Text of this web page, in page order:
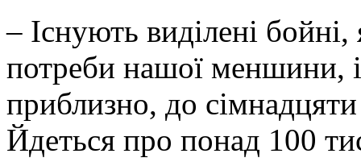
– Існують виділені
потреби нашої меншини,
приблизно, до
Йдеться про понад 100